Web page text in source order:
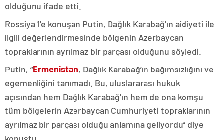
olduğunu ifade etti.
Rossiya 1’e konuşan Putin, Dağlık Karabağ’ın aidiyeti ile
ilgili değerlendirmesinde bölgenin Azerbaycan
topraklarının ayrılmaz bir parçası olduğunu söyledi.
Putin, “Ermenistan, Dağlık Karabağ’ın bağımsızlığını ve
egemenliğini tanımadı. Bu, uluslararası hukuk
açısından hem Dağlık Karabağ’ın hem de ona komşu
tüm bölgelerin Azerbaycan Cumhuriyeti topraklarının
ayrılmaz bir parçası olduğu anlamına geliyordu” diye